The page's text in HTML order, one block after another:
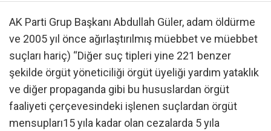
AK Parti Grup Başkanı Abdullah Güler, adam öldürme
ve 2005 yıl önce ağırlaştırılmış müebbet ve müebbet
suçları hariç) “Diğer suç tipleri yine 221 benzer
şekilde örgüt yöneticiliği örgüt üyeliği yardım yataklık
ve diğer propaganda gibi bu hususlardan örgüt
faaliyeti çerçevesindeki işlenen suçlardan örgüt
mensupları15 yıla kadar olan cezalarda 5 yıla